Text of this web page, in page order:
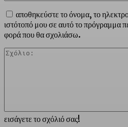
εισάγετε το σχόλιό σας!
αποθηκεύστε το όνομα, το
ιστότοπό μου σε αυτό το πρόγραμμα
φορά που θα σχολιάσω.